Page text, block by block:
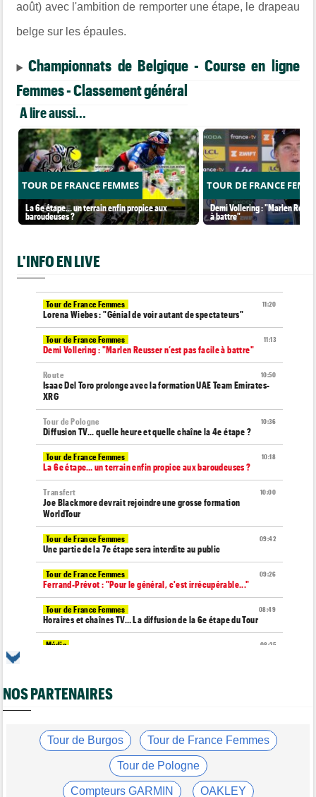
août) avec l'ambition de remporter une étape, le drapeau
belge sur les épaules.
Championnats de Belgique - Course en ligne
Femmes - Classement général
A lire aussi...
TOUR DE FRANCE FEMMES
La 6e étape… un terrain enfin propice aux
baroudeuses ?
TOUR DE FRANCE
Demi Vollering : "Marlen
à battre"
L'INFO EN LIVE
11:20
Tour de France Femmes
Lorena Wiebes : "Génial de voir autant de spectateurs"
11:13
Tour de France Femmes
Demi Vollering : "Marlen Reusser n’est pas facile à battre"
10:50
Route
Isaac Del Toro prolonge avec la formation UAE Team Emirates-
XRG
10:36
Tour de Pologne
Diffusion TV... quelle heure et quelle chaîne la 4e étape ?
10:18
Tour de France Femmes
La 6e étape… un terrain enfin propice aux baroudeuses ?
10:00
Transfert
Joe Blackmore devrait rejoindre une grosse formation
WorldTour
09:42
Tour de France Femmes
Une partie de la 7e étape sera interdite au public
09:26
Tour de France Femmes
Ferrand-Prévot : "Pour le général, c'est irrécupérable..."
08:49
Tour de France Femmes
Horaires et chaînes TV… La diffusion de la 6e étape du Tour
08:25
Média
A quelle heure et sur quelle chaîne suivre la 3e étape à la TV ?
semaine
Quels sont les prochains défis de Tadej Pogacar ?
NOS PARTENAIRES
Tour de Burgos Tour de France Femmes
Tour de Pologne
Compteurs GARMIN OAKLEY